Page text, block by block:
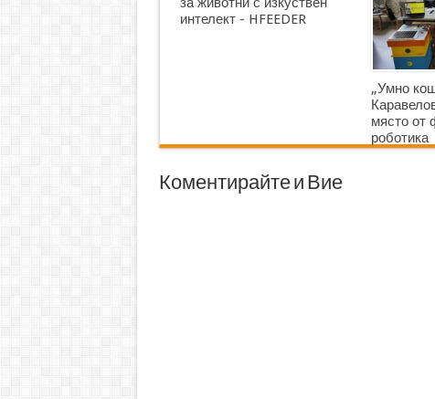
интелект - HFEEDER
„Умно
място от
роботика
Коментирайте и Вие